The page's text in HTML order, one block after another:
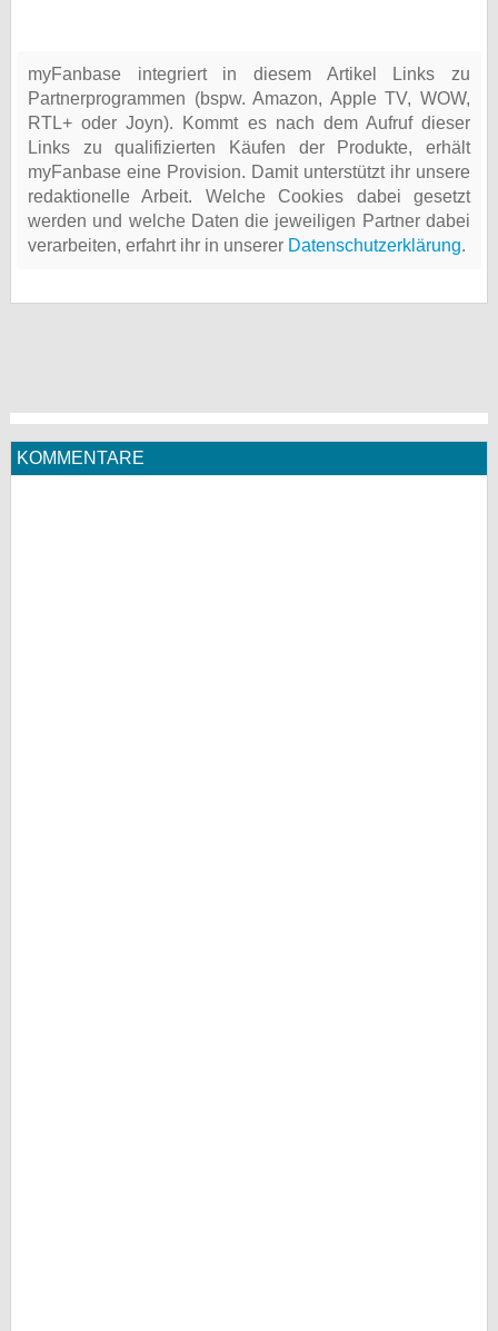
myFanbase integriert in diesem Artikel Links zu
Partnerprogrammen (bspw. Amazon, Apple TV, WOW,
RTL+ oder Joyn). Kommt es nach dem Aufruf dieser
Links zu qualifizierten Käufen der Produkte, erhält
myFanbase eine Provision. Damit unterstützt ihr unsere
redaktionelle Arbeit. Welche Cookies dabei gesetzt
werden und welche Daten die jeweiligen Partner dabei
verarbeiten, erfahrt ihr in unserer Datenschutzerklärung.
KOMMENTARE